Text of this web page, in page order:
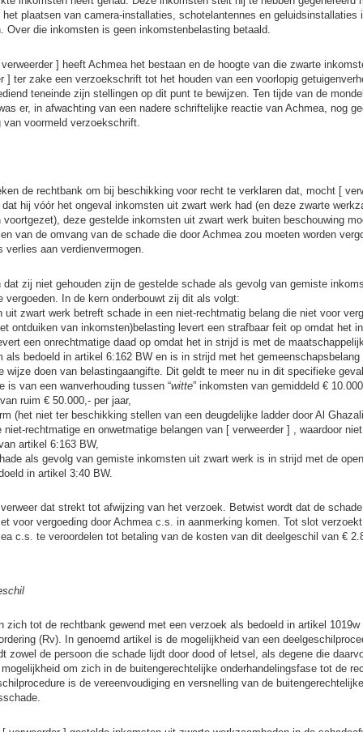
plaatsen van camera-installaties, schotelantennes en geluidsinstallaties
Over die inkomsten is geen inkomstenbelasting betaald.
] heeft Achmea het bestaan en de hoogte van die zwarte
] ter zake een verzoekschrift tot het houden van een voorlopig
teneinde zijn stellingen op dit punt te bewijzen. Ten tijde van de
er, in afwachting van een nadere schriftelijke reactie van Achmea, nog
voormeld verzoekschrift.
de rechtbank om bij beschikking voor recht te verklaren dat, mocht [
hij vóór het ongeval inkomsten uit zwart werk had (en deze zwarte
voortgezet), deze gestelde inkomsten uit zwart werk buiten beschouwing
van de omvang van de schade die door Achmea zou moeten worden
verlies aan verdienvermogen.
zij niet gehouden zijn de gestelde schade als gevolg van gemiste
vergoeden. In de kern onderbouwt zij dit als volgt:
uit zwart werk betreft schade in een niet-rechtmatig belang die niet voor
ontduiken van inkomsten)belasting levert een strafbaar feit op omdat het
een onrechtmatige daad op omdat het in strijd is met de
als bedoeld in artikel 6:162 BW en is in strijd met het
wijze doen van belastingaangifte. Dit geldt te meer nu in dit specifieke
is van een wanverhouding tussen “witte” inkomsten van gemiddeld €
ruim € 50.000,- per jaar,
(het niet ter beschikking stellen van een deugdelijke ladder door Al
niet-rechtmatige en onwetmatige belangen van [ verweerder ] , waardoor
artikel 6:163 BW,
als gevolg van gemiste inkomsten uit zwart werk is in strijd met de
in artikel 3:40 BW.
dat strekt tot afwijzing van het verzoek. Betwist wordt dat de
voor vergoeding door Achmea c.s. in aanmerking komen. Tot slot
c.s. te veroordelen tot betaling van de kosten van dit deelgeschil van €
zich tot de rechtbank gewend met een verzoek als bedoeld in artikel 1019w
(Rv). In genoemd artikel is de mogelijkheid van een
zowel de persoon die schade lijdt door dood of letsel, als degene die
om zich in de buitengerechtelijke onderhandelingsfase tot de
is de vereenvoudiging en versnelling van de